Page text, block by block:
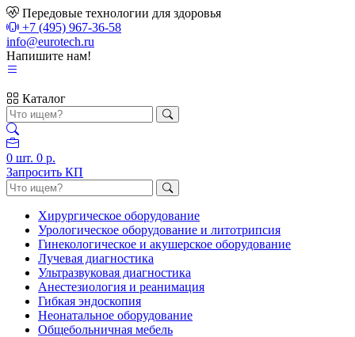
Передовые технологии для здоровья
+7 (495) 967-36-58
info@eurotech.ru
Напишите нам!
Каталог
0 шт. 0 р.
Запросить КП
Хирургическое оборудование
Урологическое оборудование и литотрипсия
Гинекологическое и акушерское оборудование
Лучевая диагностика
Ультразвуковая диагностика
Анестезиология и реанимация
Гибкая эндоскопия
Неонатальное оборудование
Общебольничная мебель